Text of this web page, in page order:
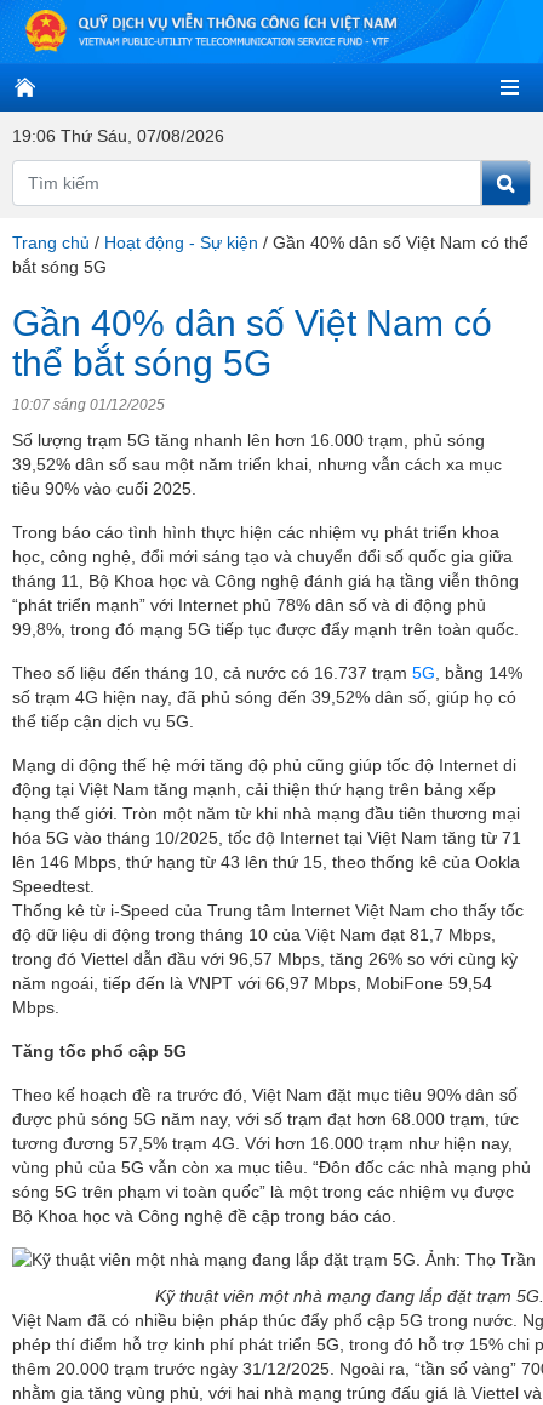
19:06 Thứ Sáu, 07/08/2026
Trang chủ / Hoạt động - Sự kiện / Gần 40% dân số Việt Nam có thể
bắt sóng 5G
Gần 40% dân số Việt Nam có
thể bắt sóng 5G
10:07 sáng 01/12/2025
Số lượng trạm 5G tăng nhanh lên hơn 16.000 trạm, phủ sóng
39,52% dân số sau một năm triển khai, nhưng vẫn cách xa mục
tiêu 90% vào cuối 2025.
Trong báo cáo tình hình thực hiện các nhiệm vụ phát triển khoa
học, công nghệ, đổi mới sáng tạo và chuyển đổi số quốc gia giữa
tháng 11, Bộ Khoa học và Công nghệ đánh giá hạ tầng viễn thông
“phát triển mạnh” với Internet phủ 78% dân số và di động phủ
99,8%, trong đó mạng 5G tiếp tục được đẩy mạnh trên toàn quốc.
Theo số liệu đến tháng 10, cả nước có 16.737 trạm 5G, bằng 14%
số trạm 4G hiện nay, đã phủ sóng đến 39,52% dân số, giúp họ có
thể tiếp cận dịch vụ 5G.
Mạng di động thế hệ mới tăng độ phủ cũng giúp tốc độ Internet di
động tại Việt Nam tăng mạnh, cải thiện thứ hạng trên bảng xếp
hạng thế giới. Tròn một năm từ khi nhà mạng đầu tiên thương mại
hóa 5G vào tháng 10/2025, tốc độ Internet tại Việt Nam tăng từ 71
lên 146 Mbps, thứ hạng từ 43 lên thứ 15, theo thống kê của Ookla
Speedtest.
Thống kê từ i-Speed của Trung tâm Internet Việt Nam cho thấy tốc
độ dữ liệu di động trong tháng 10 của Việt Nam đạt 81,7 Mbps,
trong đó Viettel dẫn đầu với 96,57 Mbps, tăng 26% so với cùng kỳ
năm ngoái, tiếp đến là VNPT với 66,97 Mbps, MobiFone 59,54
Mbps.
Tăng tốc phổ cập 5G
Theo kế hoạch đề ra trước đó, Việt Nam đặt mục tiêu 90% dân số
được phủ sóng 5G năm nay, với số trạm đạt hơn 68.000 trạm, tức
tương đương 57,5% trạm 4G. Với hơn 16.000 trạm như hiện nay,
vùng phủ của 5G vẫn còn xa mục tiêu. “Đôn đốc các nhà mạng phủ
sóng 5G trên phạm vi toàn quốc” là một trong các nhiệm vụ được
Bộ Khoa học và Công nghệ đề cập trong báo cáo.
Kỹ thuật viên một nhà mạng đang lắp đặt trạm
Việt Nam đã có nhiều biện pháp thúc đẩy phổ cập 5G trong nước.
phép thí điểm hỗ trợ kinh phí phát triển 5G, trong đó hỗ trợ 15% chi
thêm 20.000 trạm trước ngày 31/12/2025. Ngoài ra, “tần số vàng”
nhằm gia tăng vùng phủ, với hai nhà mạng trúng đấu giá là Viettel và